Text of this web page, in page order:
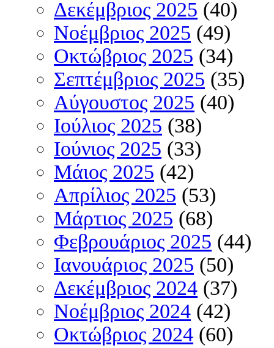
Δεκέμβριος 2025 (40)
Νοέμβριος 2025 (49)
Οκτώβριος 2025 (34)
Σεπτέμβριος 2025 (35)
Αύγουστος 2025 (40)
Ιούλιος 2025 (38)
Ιούνιος 2025 (33)
Μάιος 2025 (42)
Απρίλιος 2025 (53)
Μάρτιος 2025 (68)
Φεβρουάριος 2025 (44)
Ιανουάριος 2025 (50)
Δεκέμβριος 2024 (37)
Νοέμβριος 2024 (42)
Οκτώβριος 2024 (60)